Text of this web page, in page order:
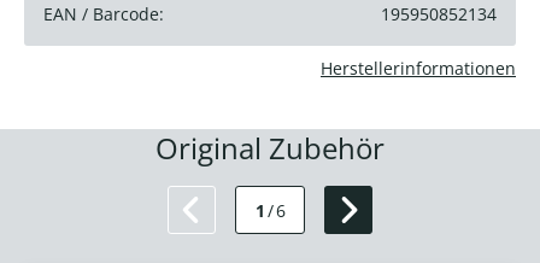
EAN / Barcode:
195950852134
Herstellerinformationen
Original Zubehör
1 /6